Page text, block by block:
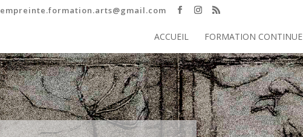
empreinte.formation.arts@gmail.com
ACCUEIL FORMATION CONTINUE